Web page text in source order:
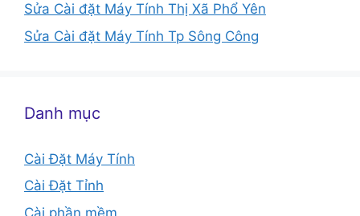
Sửa Cài đặt Máy Tính Thị Xã Phổ Yên
Sửa Cài đặt Máy Tính Tp Sông Công
Danh mục
Cài Đặt Máy Tính
Cài Đặt Tỉnh
Cài phần mềm